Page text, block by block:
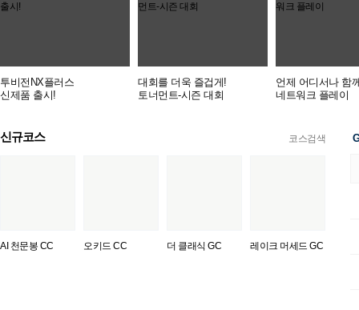
투비전NX플러스
신제품 출시!
대회를 더욱 즐겁게!
토너먼트-시즌 대회
언제 어디서나 함
네트워크 플레이
신규코스 코스검색
AI 천문봉 CC 오키드 CC 더 클래식 GC 레이크 머세드 GC